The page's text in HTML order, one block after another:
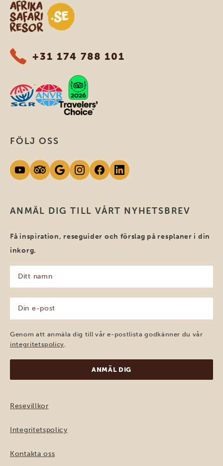
Safari-resor i Afrika
+31 174 788 101
ANMÄL DIG TILL VÅRT NYHETSBREV
Få inspiration, reseguider och förslag på resplaner i din
inkorg.
namn
(Obligatoriskt)
post
(Obligatoriskt)
Genom att anmäla dig till vår e-postlista godkänner du vår
integritetspolicy
FÖLJ OSS
Resevillkor
Integritetspolicy
Kontakta oss